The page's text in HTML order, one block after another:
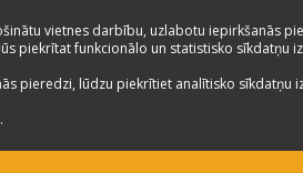
vietnes darbību, uzlabotu iepirkšanās
piekrītat funkcionālo un statistisko sīkdatņu
pieredzi, lūdzu piekrītiet analītisko sīkdatņu
.